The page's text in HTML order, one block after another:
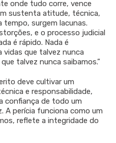
onde tudo corre, vence
sustenta atitude, técnica,
surgem lacunas.
e o processo judicial
é rápido. Nada é
vidas que talvez nunca
talvez nunca saibamos.”
deve cultivar um
e responsabilidade,
confiança de todo um
A perícia funciona como um
reflete a integridade do